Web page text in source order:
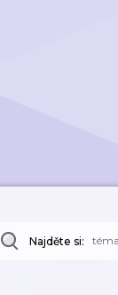
Najděte si: